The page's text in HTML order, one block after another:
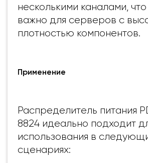
несколькими каналами,
важно для серверов с
плотностью компонентов.
Применение
Распределитель питания
8824 идеально подходит
использования в
сценариях: